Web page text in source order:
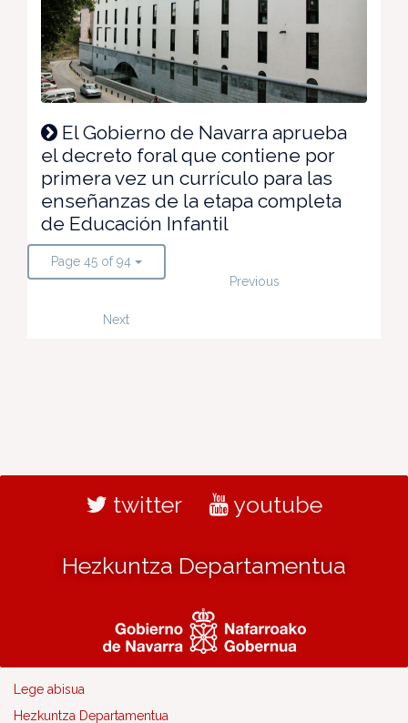
El Gobierno de Navarra aprueba
el decreto foral que contiene por
primera vez un currículo para las
enseñanzas de la etapa completa
de Educación Infantil
Page 45 of 94
Previous
Next
twitter youtube
Hezkuntza Departamentua
Lege abisua
Hezkuntza Departamentua